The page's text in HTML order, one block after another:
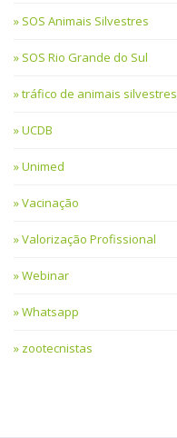
SOS Animais Silvestres
SOS Rio Grande do Sul
tráfico de animais silvestres
UCDB
Unimed
Vacinação
Valorização Profissional
Webinar
Whatsapp
zootecnistas